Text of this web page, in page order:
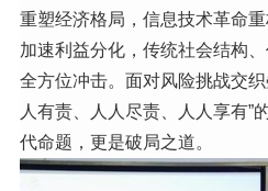
重塑经济格局，信息技术革命
加速利益分化，传统社会结构
全方位冲击。面对风险挑战交
人有责、人人尽责、人人享有”
代命题，更是破局之道。